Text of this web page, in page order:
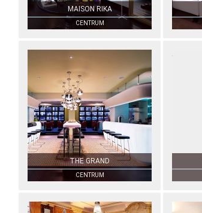
MAISON RIKA
CENTRUM
THE GRAND
CENTRUM